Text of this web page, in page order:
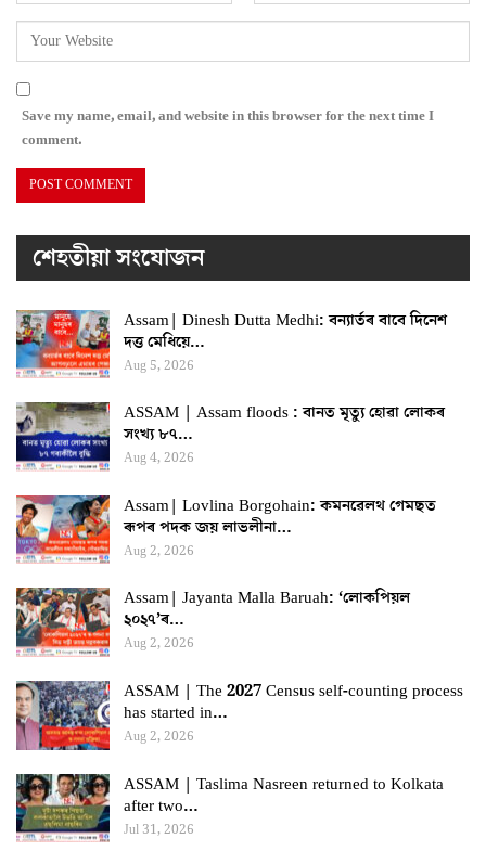
Save my name, email, and website in this browser for the next time I
comment.
শেহতীয়া সংযোজন
Assam| Dinesh Dutta Medhi: বন্যাৰ্তৰ বাবে দিনেশ
দত্ত মেধিয়ে…
Aug 5, 2026
ASSAM | Assam floods : বানত মৃত্যু হোৱা লোকৰ
সংখ্য ৮৭…
Aug 4, 2026
Assam| Lovlina Borgohain: কমনৱেলথ গেমছত
ৰূপৰ পদক জয় লাভলীনা…
Aug 2, 2026
Assam| Jayanta Malla Baruah: ‘লোকপিয়ল
২০২৭’ৰ…
Aug 2, 2026
ASSAM | The 2027 Census self-counting process
has started in…
Aug 2, 2026
ASSAM | Taslima Nasreen returned to Kolkata
after two…
Jul 31, 2026